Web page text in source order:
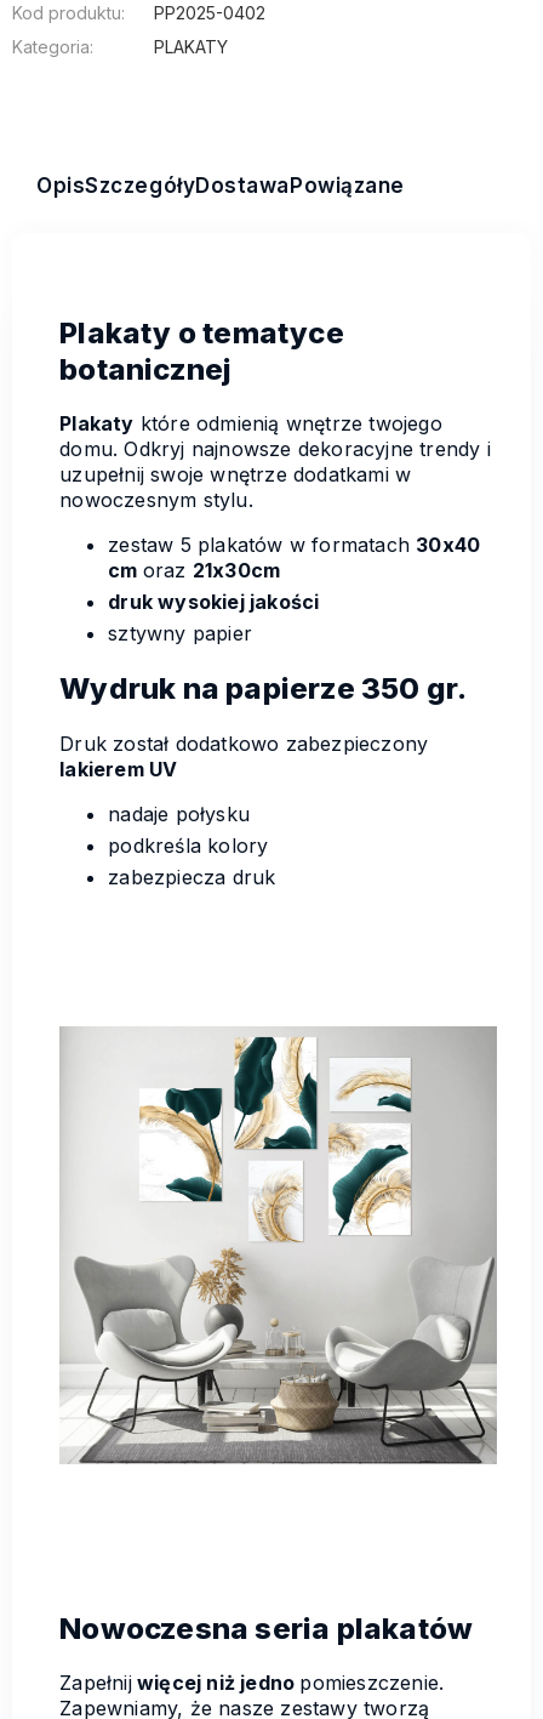
Kod produktu:
PP2025-0402
Kategoria:
PLAKATY
OpisSzczegółyDostawaPowiązane
Plakaty o tematyce
botanicznej
Plakaty które odmienią wnętrze twojego
domu. Odkryj najnowsze dekoracyjne trendy i
uzupełnij swoje wnętrze dodatkami w
nowoczesnym stylu.
zestaw 5 plakatów w formatach 30x40
cm oraz 21x30cm
druk wysokiej jakości
sztywny papier
Wydruk na papierze 350 gr.
Druk został dodatkowo zabezpieczony
lakierem UV
nadaje połysku
podkreśla kolory
zabezpiecza druk
Nowoczesna seria plakatów
Zapełnijwięcej niż jedno pomieszczenie.
Zapewniamy, że nasze zestawy tworzą